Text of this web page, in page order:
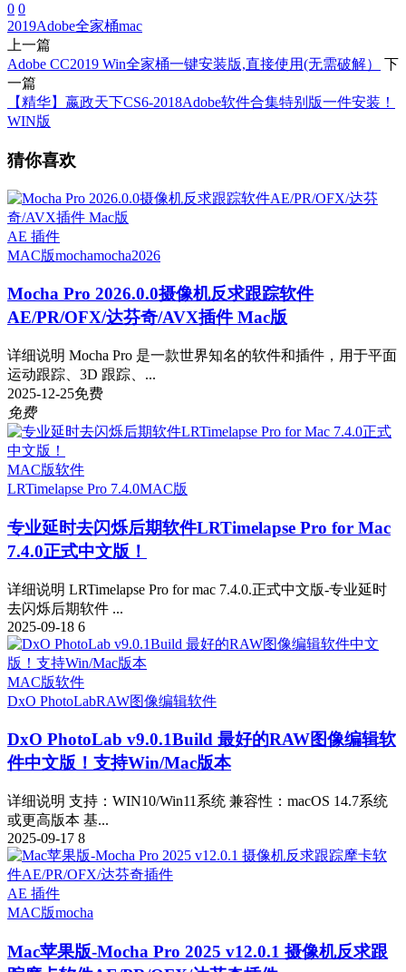
0 0
2019Adobe全家桶mac
上一篇
Adobe CC2019 Win全家桶一键安装版,直接使用(无需破解）
下
一篇
【精华】嬴政天下CS6-2018Adobe软件合集特别版一件安装！
WIN版
猜你喜欢
AE 插件
MAC版mochamocha2026
Mocha Pro 2026.0.0摄像机反求跟踪软件
AE/PR/OFX/达芬奇/AVX插件 Mac版
详细说明 Mocha Pro 是一款世界知名的软件和插件，用于平面
运动跟踪、3D 跟踪、...
2025-12-25免费
免费
MAC版软件
LRTimelapse Pro 7.4.0MAC版
专业延时去闪烁后期软件LRTimelapse Pro for Mac
7.4.0正式中文版！
详细说明 LRTimelapse Pro for mac 7.4.0.正式中文版-专业延时
去闪烁后期软件 ...
2025-09-18 6
MAC版软件
DxO PhotoLabRAW图像编辑软件
DxO PhotoLab v9.0.1Build 最好的RAW图像编辑软
件中文版！支持Win/Mac版本
详细说明 支持：WIN10/Win11系统 兼容性：macOS 14.7系统
或更高版本 基...
2025-09-17 8
AE 插件
MAC版mocha
Mac苹果版-Mocha Pro 2025 v12.0.1 摄像机反求跟